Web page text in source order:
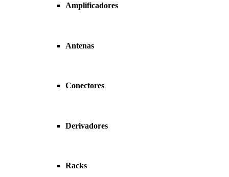
Amplificadores
Antenas
Conectores
Derivadores
Racks